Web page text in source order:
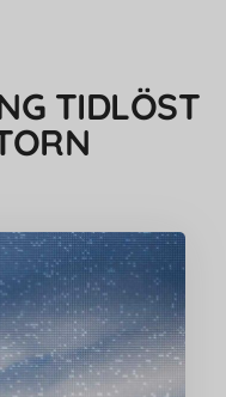
TIDLÖST